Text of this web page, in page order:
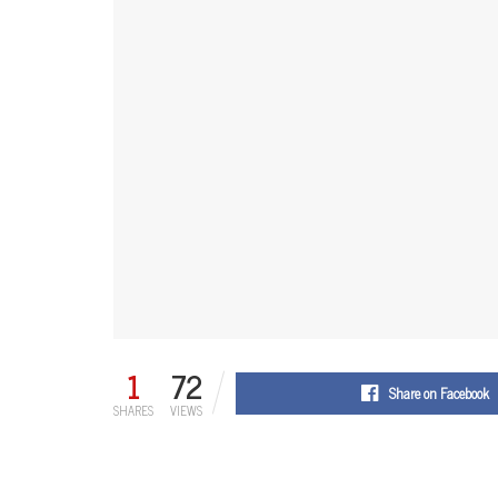
1
SHARES 72
VIEWS
Share on Facebook